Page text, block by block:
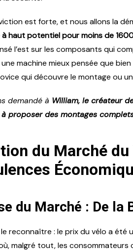
est forte, et nous allons la
à haut potentiel pour moins de
l’est sur les composants qui
machine mieux pensée que
qui découvre le montage ou
demandé à William, le créateur
proposer des montages
du Marché
du Marché : De la
reconnaître : le prix du vélo a été
malgré tout, les consommateurs